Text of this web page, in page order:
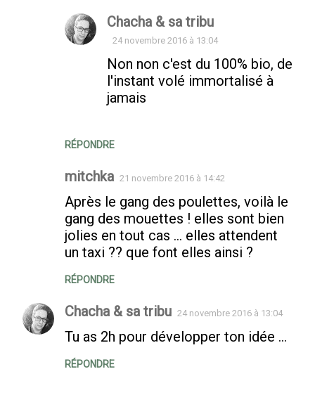
RÉPONDRE
Chacha & sa tribu
24 novembre 2016 à 13:04
Non non c'est du 100% bio, de
l'instant volé immortalisé à
jamais
mitchka 21 novembre 2016 à 14:42
Après le gang des poulettes, voilà le
gang des mouettes ! elles sont bien
jolies en tout cas ... elles attendent
un taxi ?? que font elles ainsi ?
RÉPONDRE
Chacha & sa tribu 24 novembre 2016 à 13:04
Tu as 2h pour développer ton idée ...
RÉPONDRE